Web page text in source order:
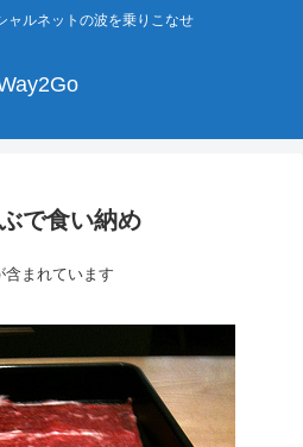
ャルネットの波を乗りこなせ
で食い納め
まれています